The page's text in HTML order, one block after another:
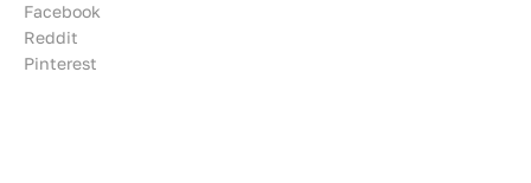
Facebook
Reddit
Pinterest